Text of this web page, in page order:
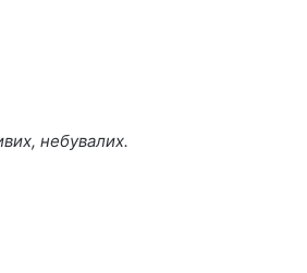
небувалих.